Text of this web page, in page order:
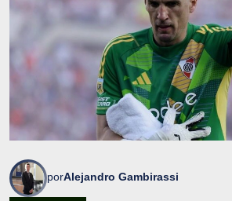
porAlejandro Gambirassi